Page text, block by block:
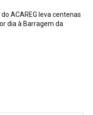
ACAREG leva centenas
dia à Barragem da